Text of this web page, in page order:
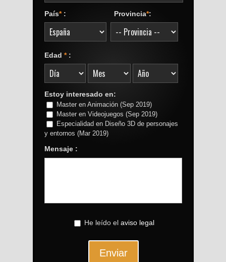
País*: Provincia*:
Edad *:
Estoy interesado en:
Master en Animación (Sep 2019)
Master en Videojuegos (Sep 2019)
Especialidad en Diseño 3D de personajes
y entornos (Mar 2019)
Mensaje :
He leído el aviso legal
Enviar